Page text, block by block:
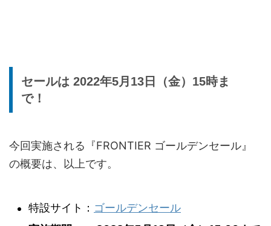
セールは 2022年5月13日（金）15時ま
で！
今回実施される『FRONTIER ゴールデンセール』
の概要は、以上です。
特設サイト： ゴールデンセール